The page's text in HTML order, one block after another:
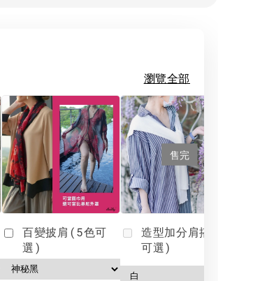
瀏覽全部
百變披肩(5色可
選)
售完
造型加分肩搭(4色
可選)